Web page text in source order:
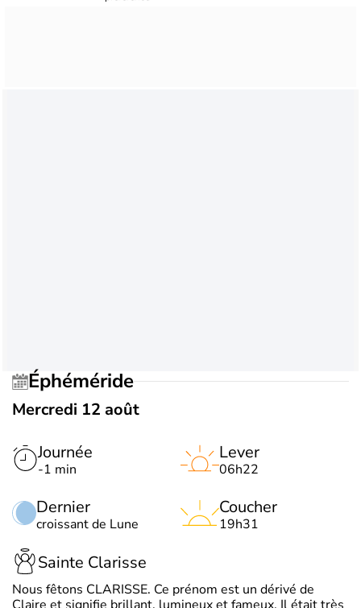
Éphéméride
Mercredi 12 août
Journée
-1 min
Dernier
croissant de Lune
Lever
06h22
Coucher
19h31
Sainte Clarisse
Nous fêtons CLARISSE. Ce prénom est un dérivé de